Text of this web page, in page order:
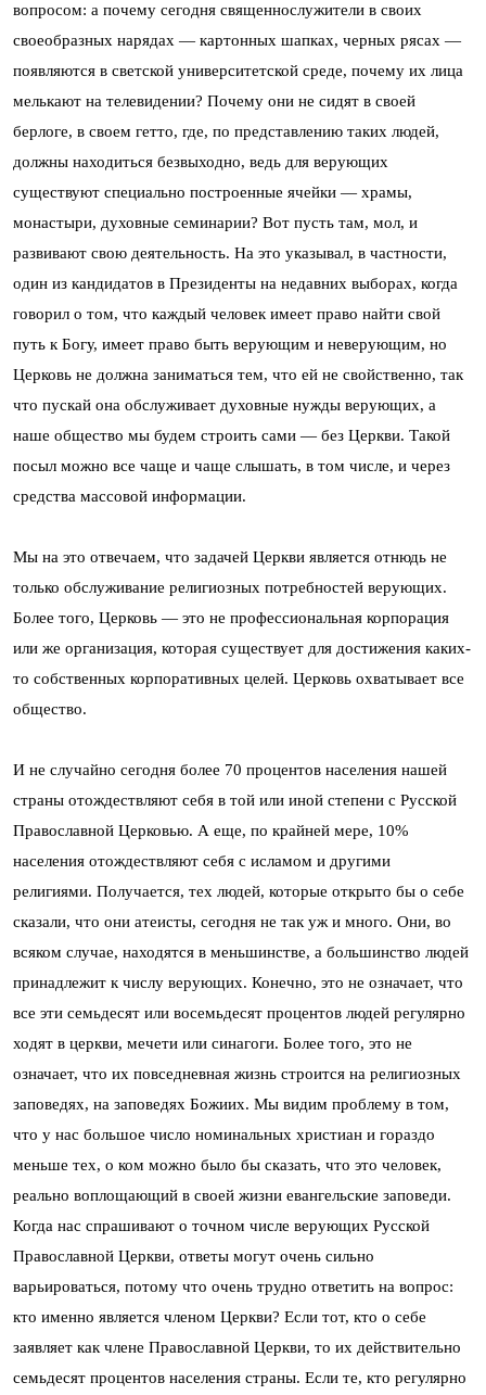
вопросом: а почему сегодня священнослужители в своих
своеобразных нарядах — картонных шапках, черных рясах —
появляются в светской университетской среде, почему их лица
мелькают на телевидении? Почему они не сидят в своей
берлоге, в своем гетто, где, по представлению таких людей,
должны находиться безвыходно, ведь для верующих
существуют специально построенные ячейки — храмы,
монастыри, духовные семинарии? Вот пусть там, мол, и
развивают свою деятельность. На это указывал, в частности,
один из кандидатов в Президенты на недавних выборах, когда
говорил о том, что каждый человек имеет право найти свой
путь к Богу, имеет право быть верующим и неверующим, но
Церковь не должна заниматься тем, что ей не свойственно, так
что пускай она обслуживает духовные нужды верующих, а
наше общество мы будем строить сами — без Церкви. Такой
посыл можно все чаще и чаще слышать, в том числе, и через
средства массовой информации.
Мы на это отвечаем, что задачей Церкви является отнюдь не
только обслуживание религиозных потребностей верующих.
Более того, Церковь — это не профессиональная корпорация
или же организация, которая существует для достижения каких-
то собственных корпоративных целей. Церковь охватывает все
общество.
И не случайно сегодня более 70 процентов населения нашей
страны отождествляют себя в той или иной степени с Русской
Православной Церковью. А еще, по крайней мере, 10%
населения отождествляют себя с исламом и другими
религиями. Получается, тех людей, которые открыто бы о себе
сказали, что они атеисты, сегодня не так уж и много. Они, во
всяком случае, находятся в меньшинстве, а большинство людей
принадлежит к числу верующих. Конечно, это не означает, что
все эти семьдесят или восемьдесят процентов людей регулярно
ходят в церкви, мечети или синагоги. Более того, это не
означает, что их повседневная жизнь строится на религиозных
заповедях, на заповедях Божиих. Мы видим проблему в том,
что у нас большое число номинальных христиан и гораздо
меньше тех, о ком можно было бы сказать, что это человек,
реально воплощающий в своей жизни евангельские заповеди.
Когда нас спрашивают о точном числе верующих Русской
Православной Церкви, ответы могут очень сильно
варьироваться, потому что очень трудно ответить на вопрос:
кто именно является членом Церкви? Если тот, кто о себе
заявляет как члене Православной Церкви, то их действительно
семьдесят процентов населения страны. Если те, кто регулярно